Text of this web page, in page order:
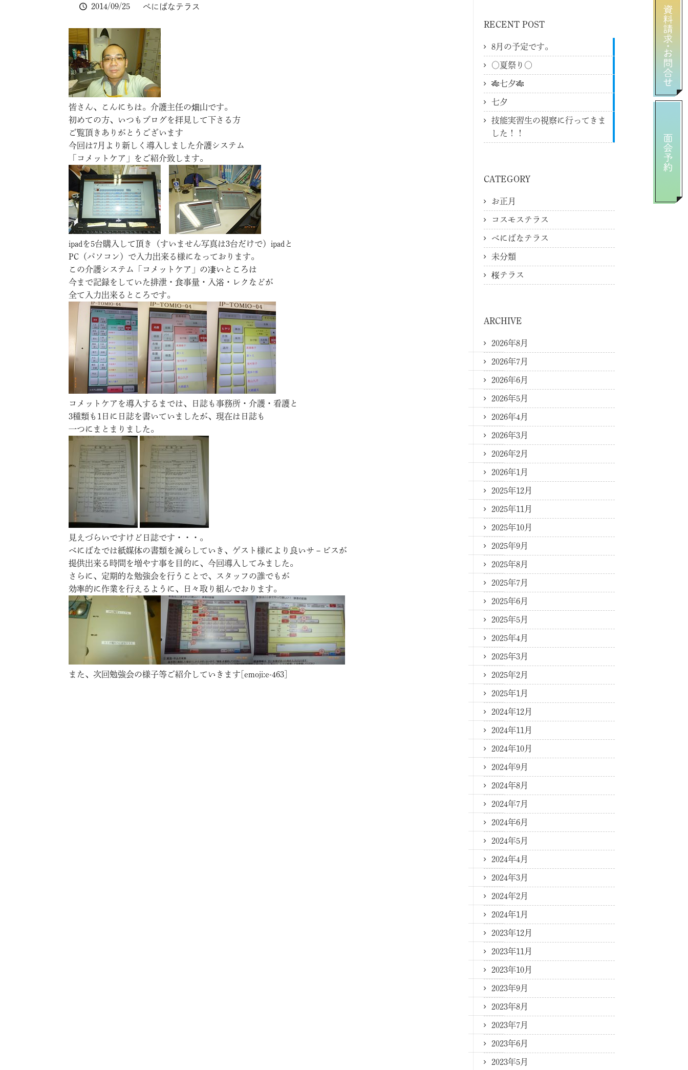
2014/09/25 べにばなテラス
皆さん、こんにちは。介護主任の畑山です。
初めての方、いつもブログを拝見して下さる方
ご覧頂きありがとうございます
今回は7月より新しく導入しました介護システム
「コメットケア」をご紹介致します。
ipadを5台購入して頂き（すいません写真は3台だけで）ipadと
PC（パソコン）で入力出来る様になっております。
この介護システム「コメットケア」の凄いところは
今まで記録をしていた排泄・食事量・入浴・レクなどが
全て入力出来るところです。
コメットケアを導入するまでは、日誌も事務所・介護・看護と
3種類も1日に日誌を書いていましたが、現在は日誌も
一つにまとまりました。
見えづらいですけど日誌です・・・。
べにばなでは紙媒体の書類を減らしていき、ゲスト様により良いサ－ビスが
提供出来る時間を増やす事を目的に、今回導入してみました。
さらに、定期的な勉強会を行うことで、スタッフの誰でもが
効率的に作業を行えるように、日々取り組んでおります。
また、次回勉強会の様子等ご紹介していきます[emoji:e-463]
RECENT POST
8月の予定です。
〇夏祭り〇
🎋七夕🎋
七夕
技能実習生の視察に行ってきま
した！！
CATEGORY
お正月
コスモステラス
べにばなテラス
未分類
桜テラス
ARCHIVE
2026年8月
2026年7月
2026年6月
2026年5月
2026年4月
2026年3月
2026年2月
2026年1月
2025年12月
2025年11月
2025年10月
2025年9月
2025年8月
2025年7月
2025年6月
2025年5月
2025年4月
2025年3月
2025年2月
2025年1月
2024年12月
2024年11月
2024年10月
2024年9月
2024年8月
2024年7月
2024年6月
2024年5月
2024年4月
2024年3月
2024年2月
2024年1月
2023年12月
2023年11月
2023年10月
2023年9月
2023年8月
2023年7月
2023年6月
2023年5月